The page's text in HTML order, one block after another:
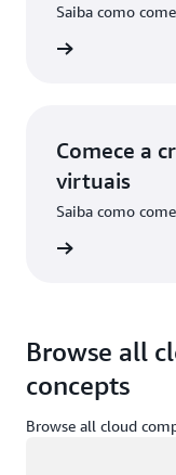
Saiba como
Comece a
virtuais
Saiba como
Browse all
concepts
Browse all cloud